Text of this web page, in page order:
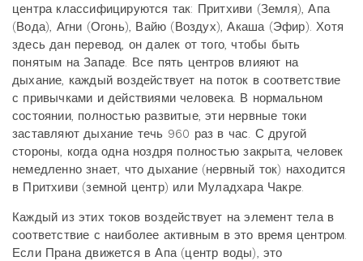
центра классифицируются так: Притхиви (Земля), Апа
(Вода), Агни (Огонь), Вайю (Воздух), Акаша (Эфир). Хотя
здесь дан перевод, он далек от того, чтобы быть
понятым на Западе. Все пять центров влияют на
дыхание, каждый воздействует на поток в соответствие
с привычками и действиями человека. В нормальном
состоянии, полностью развитые, эти нервные токи
заставляют дыхание течь 960 раз в час. С другой
стороны, когда одна ноздря полностью закрыта, человек
немедленно знает, что дыхание (нервный ток) находится
в Притхиви (земной центр) или Муладхара Чакре.
Каждый из этих токов воздействует на элемент тела в
соответствие с наиболее активным в это время центром.
Если Прана движется в Апа (центр воды), это